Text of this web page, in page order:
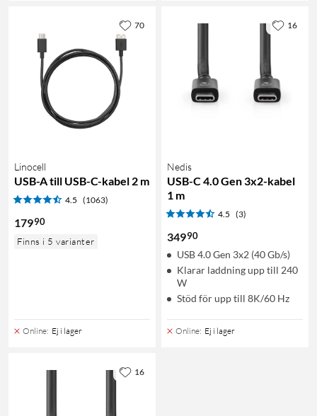
Linocell
USB-A till USB-C-kabel 2 m
4.5 (1063)
17990
Finns i 5 varianter
Online: Ej i lager
70
Nedis
USB-C 4.0 Gen 3x2-kabel
1 m
4.5 (3)
34990
USB 4.0 Gen 3x2 (40 Gb/s)
Klarar laddning upp till 240
W
Stöd för upp till 8K/60 Hz
Online: Ej i lager
16
16